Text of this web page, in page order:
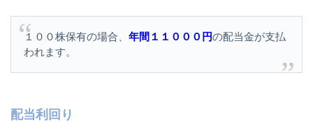
１００株保有の場合、 年間１１０００円の配当金が支払
われます。
配当利回り